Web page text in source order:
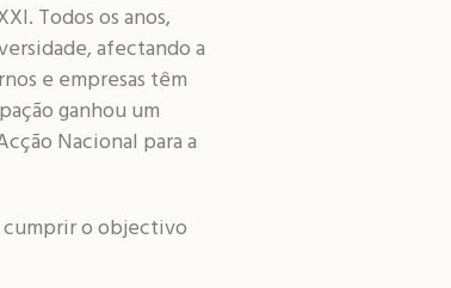
Todos os anos,
afectando a
e empresas têm
ganhou um
Nacional para a
cumprir o objectivo